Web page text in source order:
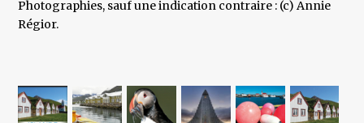
Photographies, sauf une indication contraire : (c) Annie
Régior.